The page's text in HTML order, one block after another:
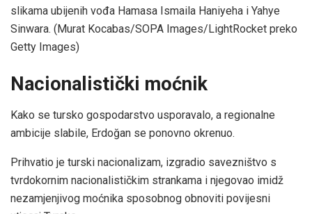
slikama ubijenih vođa Hamasa Ismaila Haniyeha i Yahye
Sinwara. (Murat Kocabas/SOPA Images/LightRocket preko
Getty Images)
Nacionalistički moćnik
Kako se tursko gospodarstvo usporavalo, a regionalne
ambicije slabile, Erdoğan se ponovno okrenuo.
Prihvatio je turski nacionalizam, izgradio savezništvo s
tvrdokornim nacionalističkim strankama i njegovao imidž
nezamjenjivog moćnika sposobnog obnoviti povijesni